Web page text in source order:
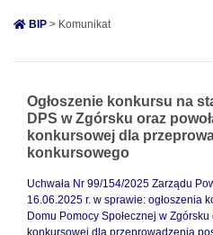
BIP > Komunikat
Ogłoszenie konkursu na
DPS w Zgórsku oraz
konkursowej dla
konkursowego
Uchwała Nr 99/154/2025 Zarządu
16.06.2025 r. w sprawie: ogłoszenia
Domu Pomocy Społecznej w
konkursowej dla przeprowadzenia